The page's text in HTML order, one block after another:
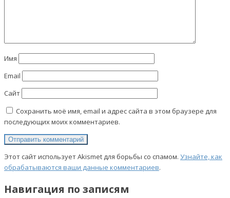
Имя
Email
Сайт
Сохранить моё имя, email и адрес сайта в этом браузере для
последующих моих комментариев.
Этот сайт использует Akismet для борьбы со спамом. Узнайте, как
обрабатываются ваши данные комментариев.
Навигация по записям